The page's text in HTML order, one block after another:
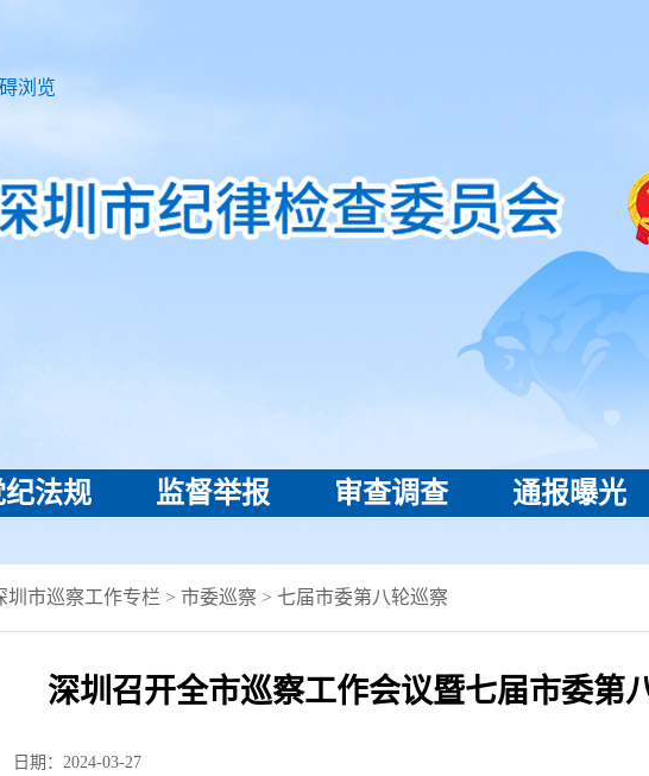
浏览
纪法规 监督举报 审查调查 通报曝光
圳市巡察工作专栏 > 市委巡察 > 七届市委第八轮巡察
深圳召开全市巡察工作会议暨七届市委第
日期：2024-03-27